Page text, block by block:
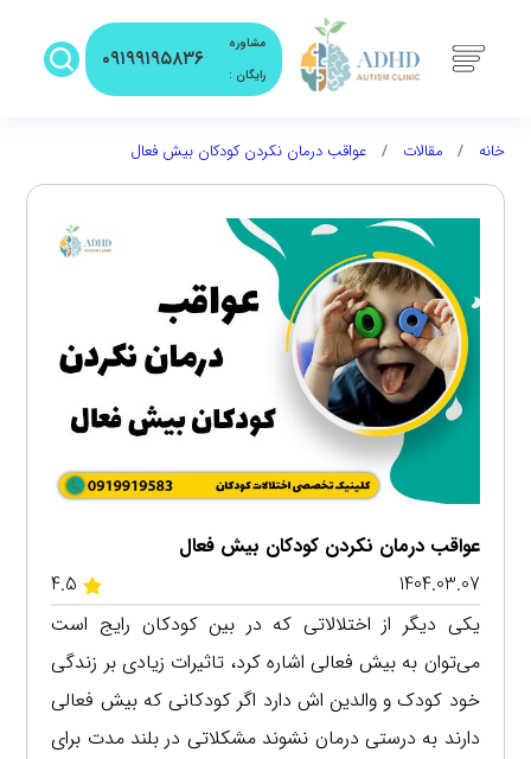
مشاوره
رایگان :
۰۹۱۹۹۱۹۵۸۳۶
خانه مقالات عواقب درمان نکردن کودکان بیش فعال
عواقب درمان نکردن کودکان بیش فعال
1404.03.07
4.5
یکی دیگر از اختلالاتی که در بین کودکان رایج است
می‌توان به بیش فعالی اشاره کرد، تاثیرات زیادی بر زندگی
خود کودک و والدین اش دارد اگر کودکانی که بیش فعالی
دارند به درستی درمان نشوند مشکلاتی در بلند مدت برای